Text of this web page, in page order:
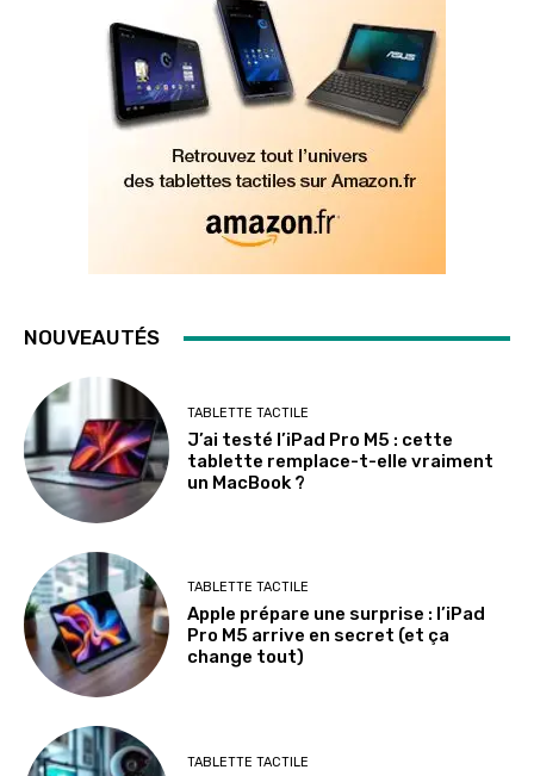
NOUVEAUTÉS
TABLETTE TACTILE
J’ai testé l’iPad Pro M5 : cette
tablette remplace-t-elle vraiment
un MacBook ?
TABLETTE TACTILE
Apple prépare une surprise : l’iPad
Pro M5 arrive en secret (et ça
change tout)
TABLETTE TACTILE